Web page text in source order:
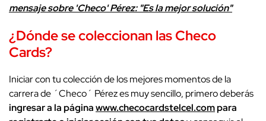
mensaje sobre 'Checo' Pérez: "Es la mejor solución"
¿Dónde se coleccionan las Checo
Cards?
Iniciar con tu colección de los mejores momentos de la
carrera de ´Checo´ Pérez es muy sencillo, primero deberás
ingresar a la páginawww.checocardstelcel.compara